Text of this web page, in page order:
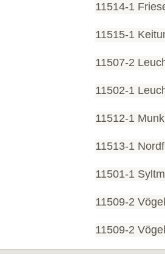
11514-1
11515-1
11507-2
11502-1
11512-1
11513-1
11501-1
11509-2
11509-2